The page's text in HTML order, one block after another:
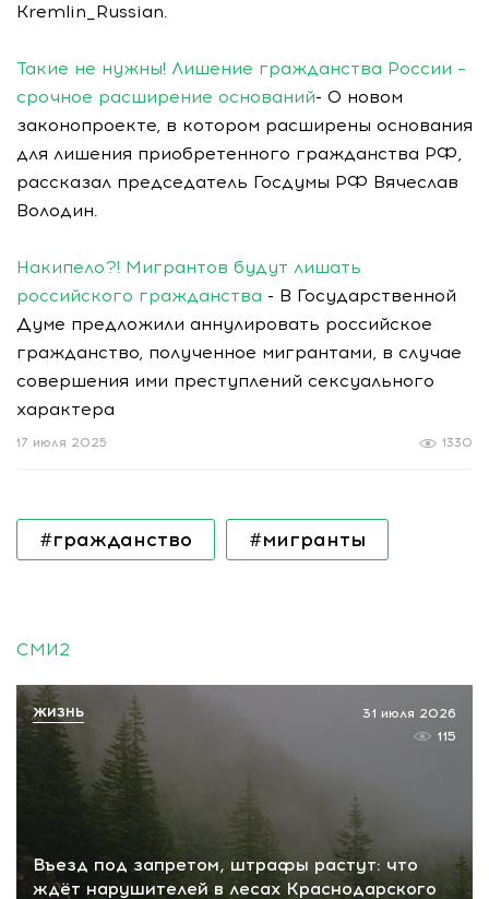
Kremlin_Russian.
Такие не нужны! Лишение гражданства России –
срочное расширение оснований- О новом
законопроекте, в котором расширены основания
для лишения приобретенного гражданства РФ,
рассказал председатель Госдумы РФ Вячеслав
Володин.
Накипело?! Мигрантов будут лишать
российского гражданства - В Государственной
Думе предложили аннулировать российское
гражданство, полученное мигрантами, в случае
совершения ими преступлений сексуального
характера
1330
17 июля 2025
#гражданство #мигранты
СМИ2
Въезд под запретом, штрафы растут: что
ждёт нарушителей в лесах Краснодарского
31 июля 2026
115
ЖИЗНЬ